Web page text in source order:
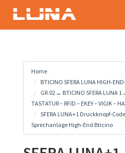
Home
BTICINO SFERA LUNA HIGH-
GR.02→ BTICINO SFERA LUNA
TASTATUR – RFID – EKEY – VIGIK –
SFERA LUNA+1 Druckknopf-
Sprechanlage High-End Bticino